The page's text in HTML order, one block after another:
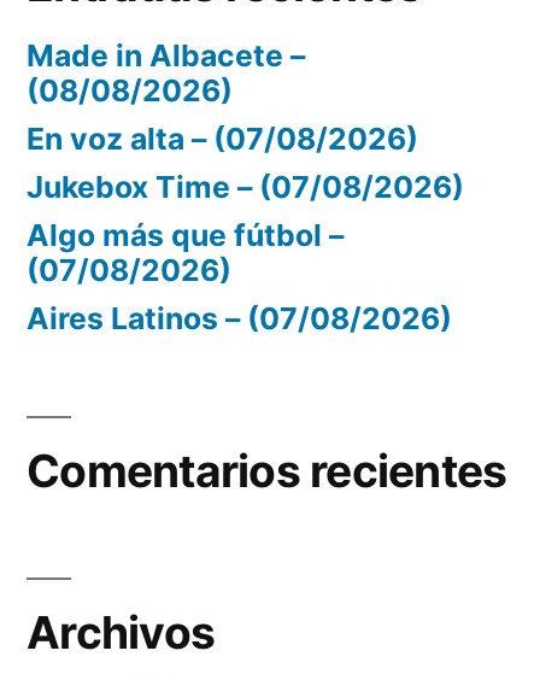
Made in Albacete –
(08/08/2026)
En voz alta – (07/08/2026)
Jukebox Time – (07/08/2026)
Algo más que fútbol –
(07/08/2026)
Aires Latinos – (07/08/2026)
Comentarios recientes
Archivos